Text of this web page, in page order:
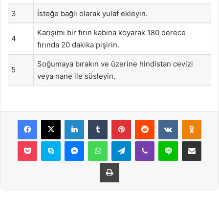
3 İsteğe bağlı olarak yulaf ekleyin.
4
Karışımı bir fırın kabına koyarak 180 derece
fırında 20 dakika pişirin.
5
Soğumaya bırakın ve üzerine hindistan cevizi
veya nane ile süsleyin.
Facebook
X LinkedInTumblr PinterestReddit VKontakte
Pocket Skype MessengerWhatsAppTelegramViber Line E-Posta ile
Yazdır